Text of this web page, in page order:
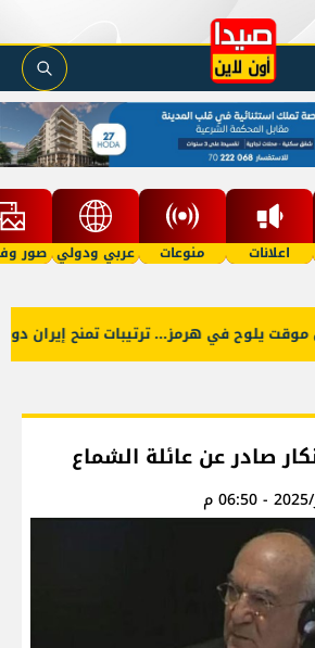
اعلانات منوعات عربي ودولي صور
يلوح في هرمز... ترتيبات تمنح إيران
صادر عن عائلة الشماع